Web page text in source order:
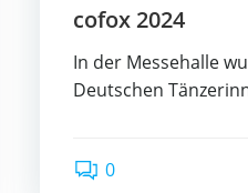
co­fox 2024
In der Mes­se­hal­le
Deut­schen
0